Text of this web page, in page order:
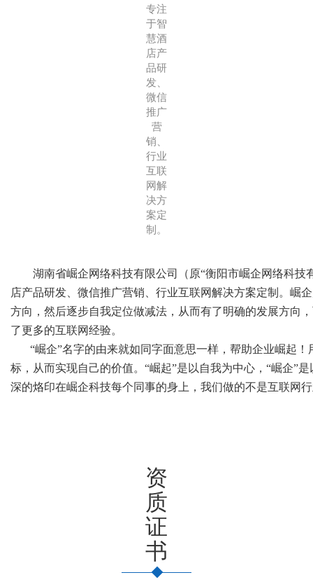
专注
于智
慧酒
店产
品研
发、
微信
推广
营
销、
行业
互联
网解
决方
案定
制。
湖南省崛企网络科技有限公司（原“衡阳市崛企网络科技
店产品研发、微信推广营销、行业互联网解决方案定制。崛
方向，然后逐步自我定位做减法，从而有了明确的发展方向
了更多的互联网经验。
“崛企”名字的由来就如同字面意思一样，帮助企业崛起！
标，从而实现自己的价值。“崛起”是以自我为中心，“崛企”
深的烙印在崛企科技每个同事的身上，我们做的不是互联网
资
质
证
书